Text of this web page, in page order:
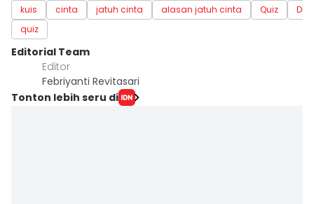
kuis cinta jatuh cinta alasan jatuh cinta Quiz
quiz
Editorial Team
Editor
Febriyanti Revitasari
Tonton lebih seru di